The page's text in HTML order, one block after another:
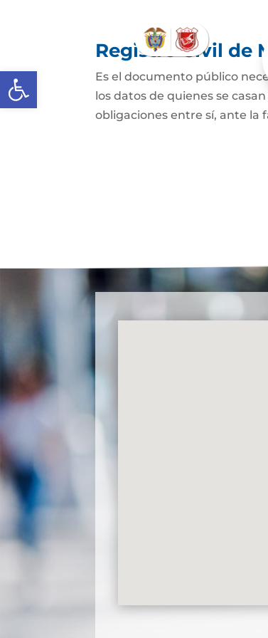
Abrir barra de herramientas
Registro Civil de
Es el documento público
los datos de quienes se
obligaciones entre sí, ante la